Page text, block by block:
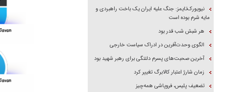
نیویورک‌تایمز: جنگ علیه ایران یک باخت راهبردی و
مایه شرم بوده است
هر شبش شب قدر بود
الگوی وحدت‌آفرین در ادراک سیاست خارجی
آخرین صحبت‌های پسرم دلتنگی برای رهبر شهید بود
زمان شارژ اعتبار کالابرگ تغییر کرد
تضعیف پلیس، فروپاشی همه‌چیز